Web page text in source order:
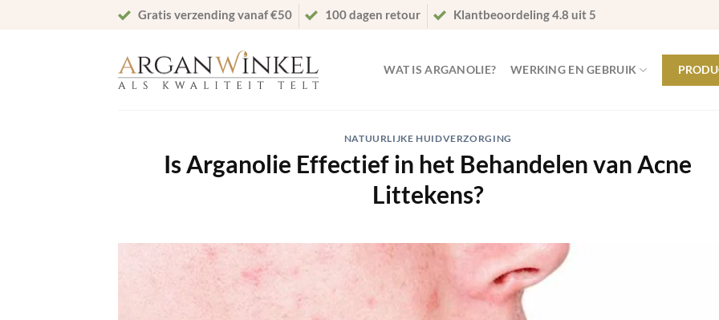
Gratis verzending vanaf €50 100 dagen retour Klantbeoordeling 4.8 uit 5
WAT IS ARGANOLIE? WERKING EN GEBRUIK
NATUURLIJKE HUIDVERZORGING
Is Arganolie Effectief in het Behandelen van Acne
Littekens?